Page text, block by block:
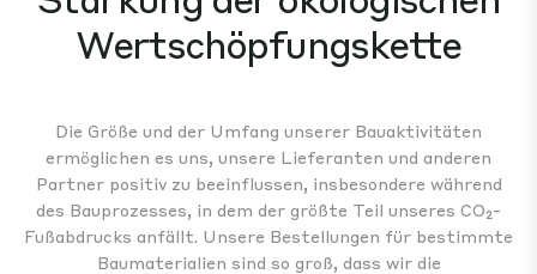
Wertschöpfungskette
Die Größe und der Umfang unserer Bauaktivitäten
ermöglichen es uns, unsere Lieferanten und anderen
Partner positiv zu beeinflussen, insbesondere während
des Bauprozesses, in dem der größte Teil unseres CO₂-
Fußabdrucks anfällt. Unsere Bestellungen für bestimmte
Baumaterialien sind so groß, dass wir die